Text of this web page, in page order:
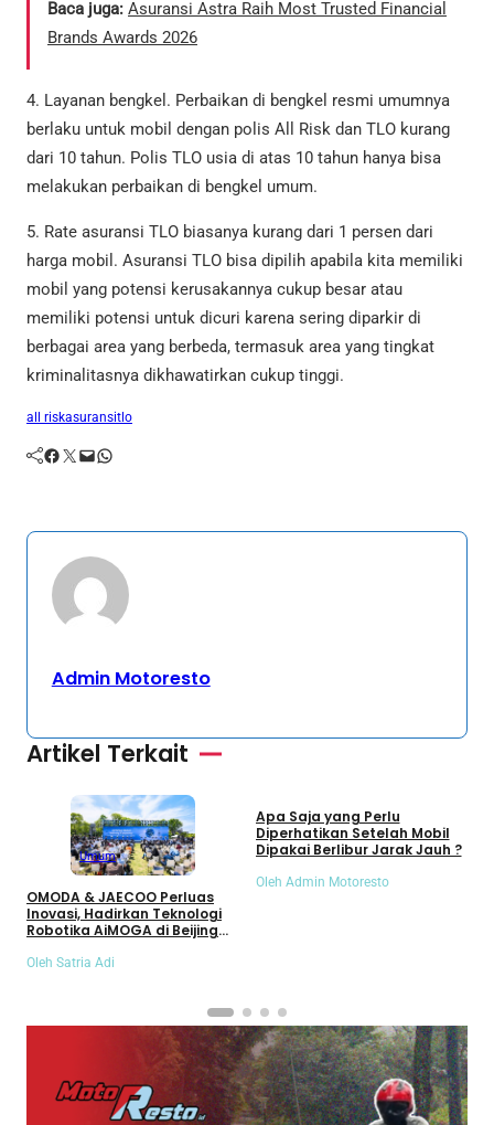
Baca juga: Asuransi Astra Raih Most Trusted Financial
Brands Awards 2026
4. Layanan bengkel. Perbaikan di bengkel resmi umumnya
berlaku untuk mobil dengan polis All Risk dan TLO kurang
dari 10 tahun. Polis TLO usia di atas 10 tahun hanya bisa
melakukan perbaikan di bengkel umum.
5. Rate asuransi TLO biasanya kurang dari 1 persen dari
harga mobil. Asuransi TLO bisa dipilih apabila kita memiliki
mobil yang potensi kerusakannya cukup besar atau
memiliki potensi untuk dicuri karena sering diparkir di
berbagai area yang berbeda, termasuk area yang tingkat
kriminalitasnya dikhawatirkan cukup tinggi.
all riskasuransitlo
Facebook Twitter Mail WhatsApp
Admin Motoresto
Artikel Terkait
Umum
OMODA & JAECOO Perluas
Inovasi, Hadirkan Teknologi
Robotika AiMOGA di Beijing
Oleh Satria Adi
Apa Saja yang Perlu
Diperhatikan Setelah Mobil
Dipakai Berlibur Jarak Jauh ?
Oleh Admin Motoresto